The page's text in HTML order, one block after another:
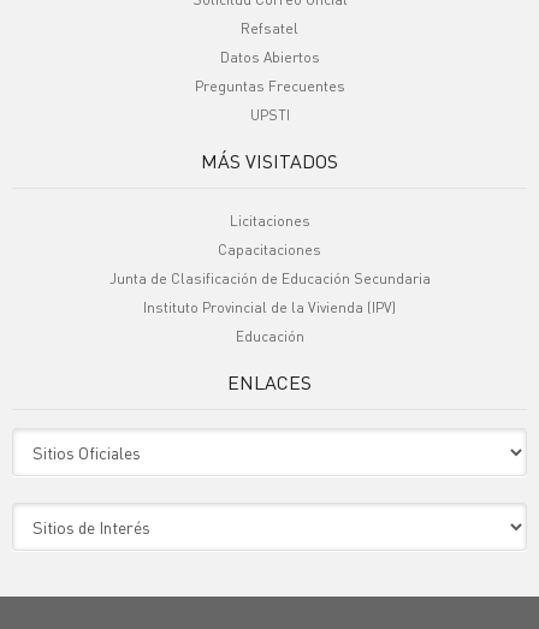
Refsatel
Datos Abiertos
Preguntas Frecuentes
UPSTI
MÁS VISITADOS
Licitaciones
Capacitaciones
Junta de Clasificación de Educación Secundaria
Instituto Provincial de la Vivienda (IPV)
Educación
ENLACES